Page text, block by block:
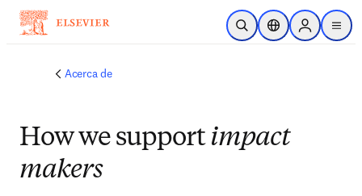
Saltar al contenido principal
Abrir búsqueda
Selector deSign in to
menu
Acerca de
How we support impact
makers